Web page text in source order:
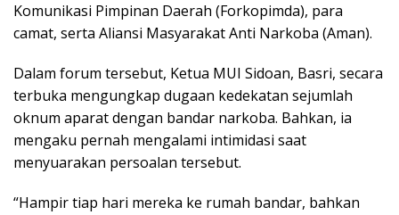
Komunikasi Pimpinan Daerah (Forkopimda), para
camat, serta Aliansi Masyarakat Anti Narkoba (Aman).
Dalam forum tersebut, Ketua MUI Sidoan, Basri, secara
terbuka mengungkap dugaan kedekatan sejumlah
oknum aparat dengan bandar narkoba. Bahkan, ia
mengaku pernah mengalami intimidasi saat
menyuarakan persoalan tersebut.
“Hampir tiap hari mereka ke rumah bandar, bahkan